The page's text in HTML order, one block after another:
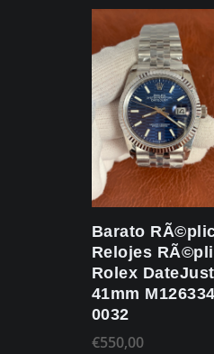
Barato
Relojes
Rolex
41mm
0032
€550,00